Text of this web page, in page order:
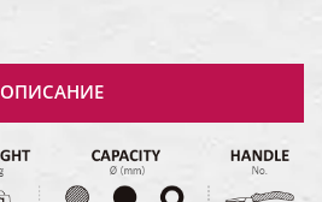
ОПИСАНИЕ